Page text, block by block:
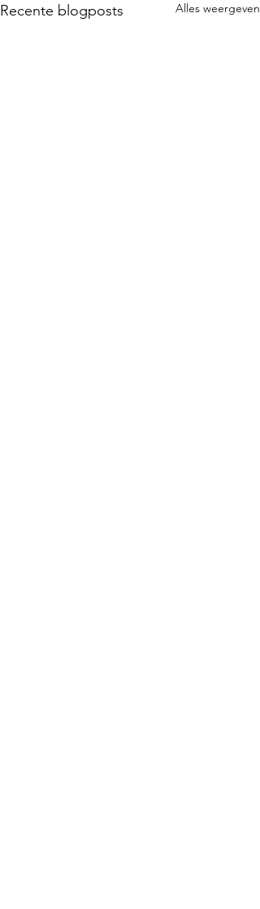
Recente blogposts Alles weergeven